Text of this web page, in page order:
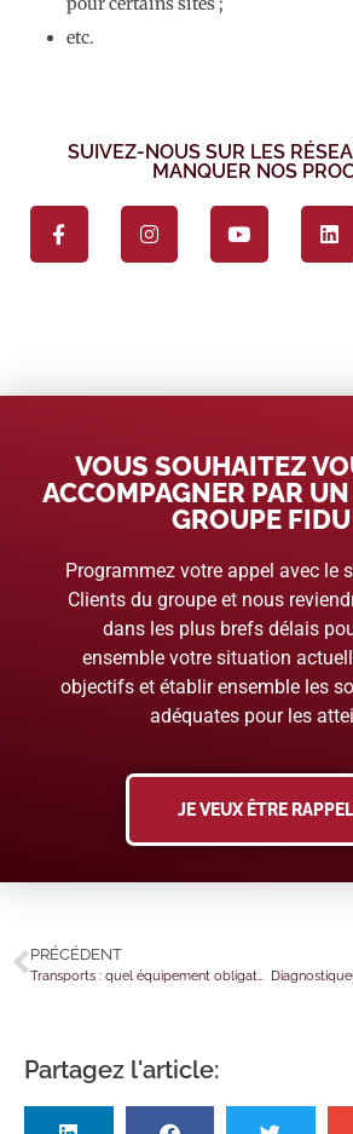
etc.
SUIVEZ-NOUS SUR LES
MANQUER NOS
VOUS SOUHAITEZ
ACCOMPAGNER PAR
GROUPE
Programmez votre appel avec le
Clients du groupe et nous
dans les plus brefs délais
ensemble votre situation
objectifs et établir ensemble les
adéquates pour les
JE VEUX ÊTRE
PRÉCÉDENT
Partagez l'article: